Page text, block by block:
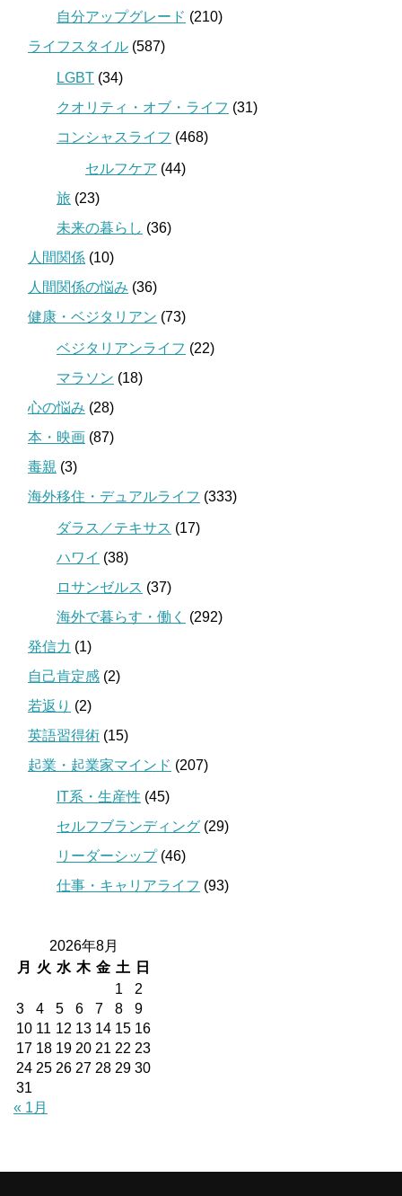
自分アップグレード (210)
ライフスタイル (587)
LGBT (34)
クオリティ・オブ・ライフ (31)
コンシャスライフ (468)
セルフケア (44)
旅 (23)
未来の暮らし (36)
人間関係 (10)
人間関係の悩み (36)
健康・ベジタリアン (73)
ベジタリアンライフ (22)
マラソン (18)
心の悩み (28)
本・映画 (87)
毒親 (3)
海外移住・デュアルライフ (333)
ダラス／テキサス (17)
ハワイ (38)
ロサンゼルス (37)
海外で暮らす・働く
(292)
発信力 (1)
自己肯定感 (2)
若返り (2)
英語習得術 (15)
起業・起業家マインド (207)
IT系・生産性 (45)
セルフブランディング (29)
リーダーシップ(46)
仕事・キャリアライフ (93)
2026年8月
月
火 水 木 金 土
日
1
2
3
4 5 6 7 8
9
10 11 12 13 14 15 16
17 18 19 20 21 22 23
24 25 26 27 28 29 30
31
« 1月